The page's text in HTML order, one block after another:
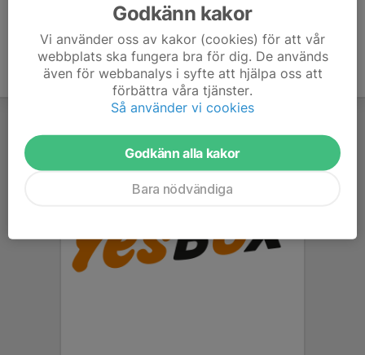
Godkänn kakor
Vi använder oss av kakor (cookies) för att vår
webbplats ska fungera bra för dig. De används
även för webbanalys i syfte att hjälpa oss att
förbättra våra tjänster.
Så använder vi cookies
Godkänn alla kakor
Bara nödvändiga